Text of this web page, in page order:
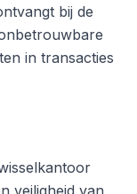
bij de
in transacties
veiligheid van